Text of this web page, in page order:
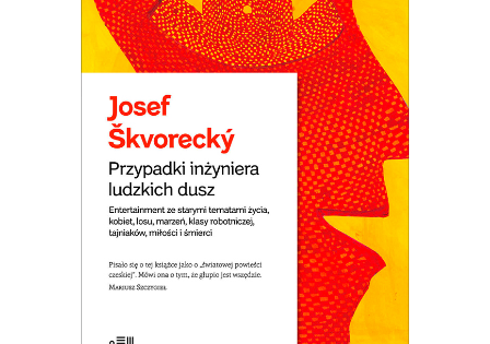
E-BOOK DO KOSZYKA
PRZYPADKI INŻYNIERA
LUDZKICH DUSZ
Powieść rzeka. Płyną nią setki
dramatycznych i śmiesznych ludzkich
losów. Wojna i komunizm. Miłość do
dziewcząt i saksofonu. Ucieczka z kraju i
tęsknota za domem. Jedna z
najlepszych czeskich powieści.